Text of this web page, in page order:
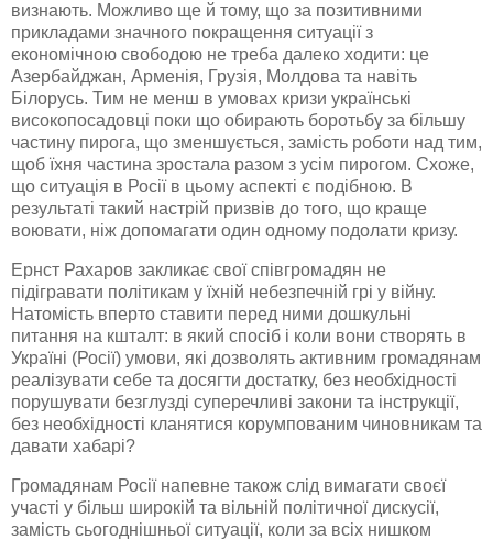
визнають. Можливо ще й тому, що за позитивними
прикладами значного покращення ситуації з
економічною свободою не треба далеко ходити: це
Азербайджан, Арменія, Грузія, Молдова та навіть
Білорусь. Тим не менш в умовах кризи українські
високопосадовці поки що обирають боротьбу за більшу
частину пирога, що зменшується, замість роботи над тим,
щоб їхня частина зростала разом з усім пирогом. Схоже,
що ситуація в Росії в цьому аспекті є подібною. В
результаті такий настрій призвів до того, що краще
воювати, ніж допомагати один одному подолати кризу.
Ернст Рахаров закликає свої співгромадян не
підігравати політикам у їхній небезпечній грі у війну.
Натомість вперто ставити перед ними дошкульні
питання на кшталт: в який спосіб і коли вони створять в
Україні (Росії) умови, які дозволять активним громадянам
реалізувати себе та досягти достатку, без необхідності
порушувати безглузді суперечливі закони та інструкції,
без необхідності кланятися корумпованим чиновникам та
давати хабарі?
Громадянам Росії напевне також слід вимагати своєї
участі у більш широкій та вільній політичної дискусії,
замість сьогоднішньої ситуації, коли за всіх нишком